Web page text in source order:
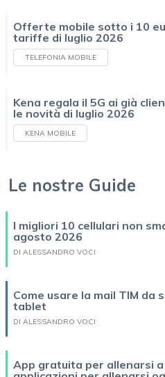
Offerte mobile sotto i 10
tariffe di luglio 2026
TELEFONIA MOBILE
Kena regala il 5G ai già
le novità di luglio 2026
KENA MOBILE
Le nostre Guide
I migliori 10 cellulari non
agosto 2026
DI ALESSANDRO VOCI
Come usare la mail TIM da
tablet
DI ALESSANDRO VOCI
App gratuita per allenarsi a